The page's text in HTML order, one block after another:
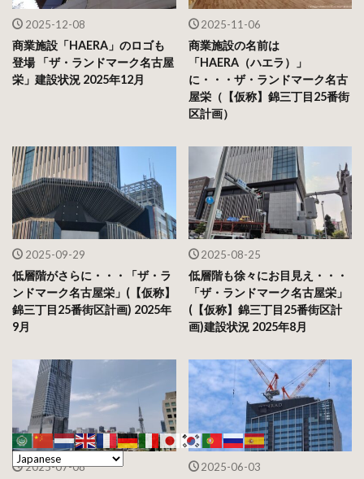
2025-12-08
商業施設「HAERA」のロゴも
登場 「ザ・ランドマーク名古屋
栄」建設状況 2025年12月
2025-11-06
商業施設の名前は
「HAERA（ハエラ）」
に・・・ザ・ランドマーク名古
屋栄（【仮称】錦三丁目25番街
区計画）
2025-09-29
低層階がさらに・・・「ザ・ラ
ンドマーク名古屋栄」(【仮称】
錦三丁目25番街区計画) 2025年
9月
2025-08-25
低層階も徐々にお目見え・・・
「ザ・ランドマーク名古屋栄」
(【仮称】錦三丁目25番街区計
画)建設状況 2025年8月
2025-07-08 2025-06-03